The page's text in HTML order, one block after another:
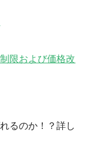
限および価格改
るのか！？詳し